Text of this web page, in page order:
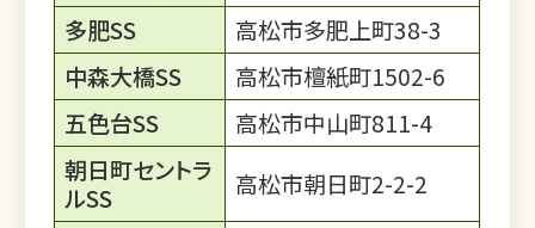
多肥SS
高松市多肥上町38-3
中森大橋SS
高松市檀紙町1502-6
五色台SS
高松市中山町811-4
朝日町セントラ
ルSS
高松市朝日町2-2-2